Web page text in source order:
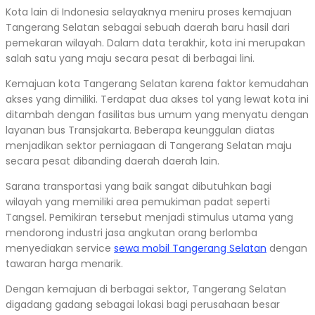
Kota lain di Indonesia selayaknya meniru proses kemajuan
Tangerang Selatan sebagai sebuah daerah baru hasil dari
pemekaran wilayah. Dalam data terakhir, kota ini merupakan
salah satu yang maju secara pesat di berbagai lini.
Kemajuan kota Tangerang Selatan karena faktor kemudahan
akses yang dimiliki. Terdapat dua akses tol yang lewat kota ini
ditambah dengan fasilitas bus umum yang menyatu dengan
layanan bus Transjakarta. Beberapa keunggulan diatas
menjadikan sektor perniagaan di Tangerang Selatan maju
secara pesat dibanding daerah daerah lain.
Sarana transportasi yang baik sangat dibutuhkan bagi
wilayah yang memiliki area pemukiman padat seperti
Tangsel. Pemikiran tersebut menjadi stimulus utama yang
mendorong industri jasa angkutan orang berlomba
menyediakan service sewa mobil Tangerang Selatan dengan
tawaran harga menarik.
Dengan kemajuan di berbagai sektor, Tangerang Selatan
digadang gadang sebagai lokasi bagi perusahaan besar